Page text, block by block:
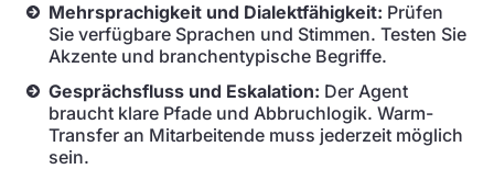
Mehrsprachigkeit und Dialektfähigkeit: Prüfen
Sie verfügbare Sprachen und Stimmen. Testen Sie
Akzente und branchentypische Begriffe.
Gesprächsfluss und Eskalation: Der Agent
braucht klare Pfade und Abbruchlogik. Warm-
Transfer an Mitarbeitende muss jederzeit möglich
sein.